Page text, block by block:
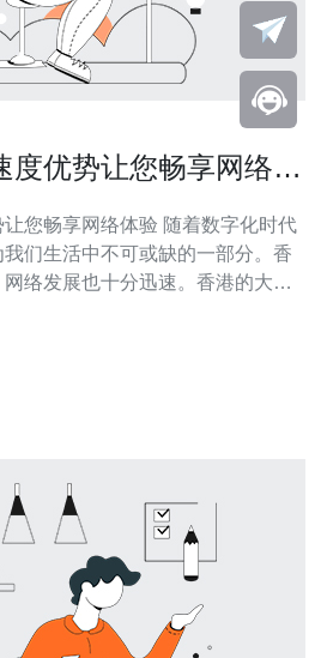
度优势让您畅享网络体
络体验 随着数字化时代
们生活中不可或缺的一部分。香
络发展也十分迅速。香港的大带